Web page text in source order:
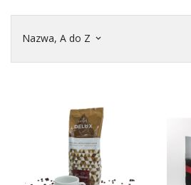
Nazwa, A do Z keyboard_arrow_down